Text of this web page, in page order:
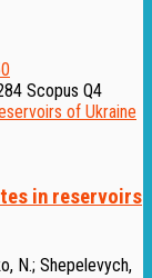
Scopus Q4
in reservoirs
N.; Shepelevych,